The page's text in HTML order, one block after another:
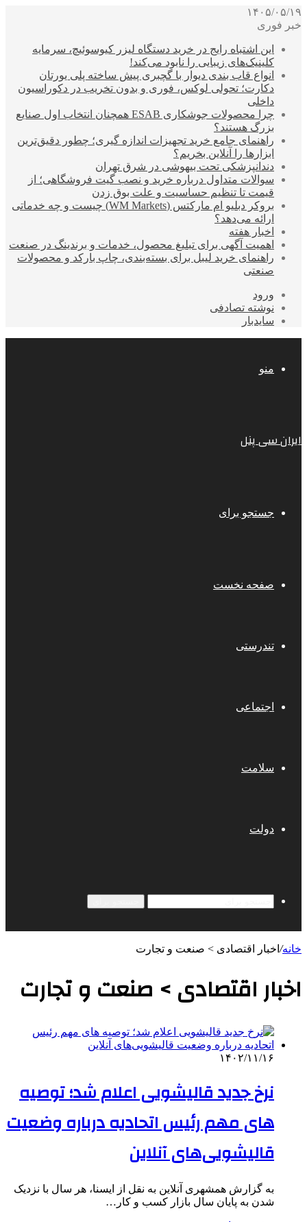
۱۴۰۵/۰۵/۱۹
خبر فوری
این اشتباه رایج در خرید دستگاه لیزر کیوسوئیچ، سرمایه
کلینیک‌های زیبایی را نابود می‌کند!
انواع قاب بندی دیوار با گچبری پیش ساخته پلی یورتان
دکارت؛ تحولی لوکس، فوری و بدون تخریب در دکوراسیون
داخلی
چرا محصولات جوشکاری ESAB همچنان انتخاب اول صنایع
بزرگ هستند؟
راهنمای جامع خرید تجهیزات اندازه گیری؛ چطور دقیق‌ترین
ابزارها را آنلاین بخریم؟
دندانپزشکی تحت بیهوشی در شرق تهران
سوالات متداول درباره خرید و نصب گیت فروشگاهی؛ از
قیمت تا تنظیم حساسیت و علت بوق زدن
بروکر دبلیو ام مارکتس (WM Markets) چیست و چه خدماتی
ارائه می‌دهد؟
اخبار هفته
اهمیت آگهی برای تبلیغ محصول، خدمات و برندینگ در صنعت
راهنمای خرید لیبل برای بسته‌بندی، چاپ بارکد و محصولات
صنعتی
ورود
نوشته تصادفی
سایدبار
منو
ایران سی پنل
جستجو برای
صفحه نخست
تندرستی
اجتماعی
سلامت
دولت
خانه/ اخبار اقتصادی > صنعت و تجارت
اخبار اقتصادی > صنعت و تجارت
۱۴۰۲/۱۱/۱۶
نرخ جدید قالیشویی اعلام شد؛ توصیه
های مهم رئیس اتحادیه درباره وضعیت
قالیشویی‌های آنلاین
به گزارش همشهری آنلاین به نقل از ایسنا، هر سال با نزدیک
شدن به پایان سال بازار کسب و کار…